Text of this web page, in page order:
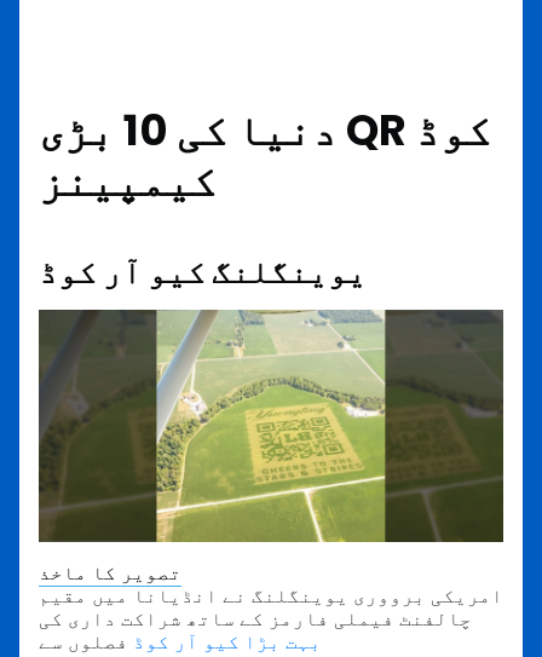
دنیا کی 10 بڑی QR کوڈ
کیمپینز
یوینگلنگ کیو آر کوڈ
تصویر کا ماخذ
امریکی برووری یوینگلنگ نے انڈیانا میں مقیم
چالفنٹ فیملی فارمز کے ساتھ شراکت داری کی
بہت بڑا کیو آر کوڈ فصلوں سے